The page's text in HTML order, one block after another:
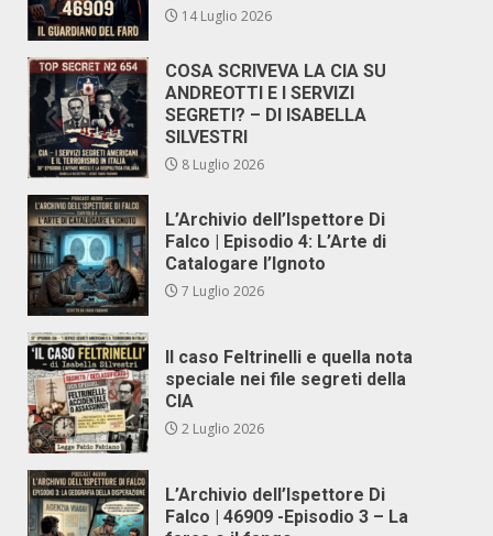
14 Luglio 2026
COSA SCRIVEVA LA CIA SU
ANDREOTTI E I SERVIZI
SEGRETI? – DI ISABELLA
SILVESTRI
8 Luglio 2026
L’Archivio dell’Ispettore Di
Falco | Episodio 4: L’Arte di
Catalogare l’Ignoto
7 Luglio 2026
Il caso Feltrinelli e quella nota
speciale nei file segreti della
CIA
2 Luglio 2026
L’Archivio dell’Ispettore Di
Falco | 46909 -Episodio 3 – La